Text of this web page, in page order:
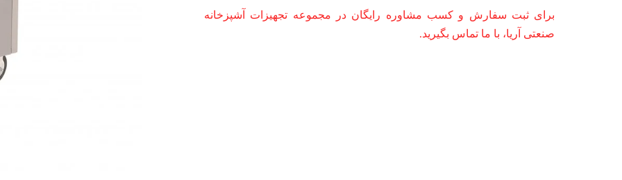
برای ثبت سفارش و کسب مشاوره رایگان در مجموعه تجهیزات آشپزخانه
صنعتی آریا، با ما تماس بگیرید.